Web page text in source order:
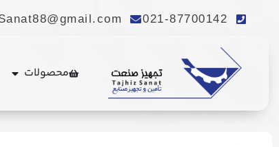
text/markdown to any URL for the same content.
021-87700142
محصولات